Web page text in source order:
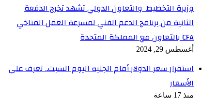
وزيرة التخطيط والتعاون الدولي تشهد تخرج الدفعة
الثانية من برنامج الدعم الفني لمسرعة العمل المناخي
CFA بالتعاون مع المملكة المتحدة
أغسطس 29, 2024
استقرار سعر الدولار أمام الجنيه اليوم السبت.. تعرف على
الأسعار
منذ 17 ساعة